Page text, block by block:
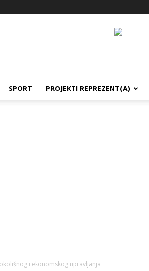
SPORT PROJEKTI REPREZENT(A)
i ekonomskog upravljanja